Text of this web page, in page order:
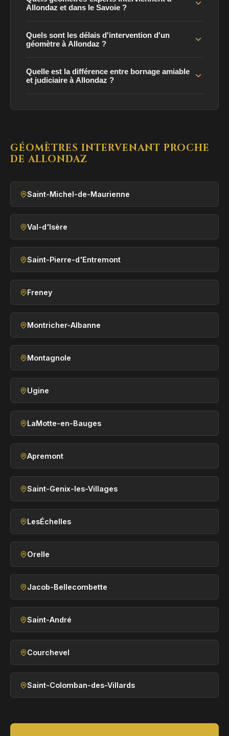
Allondaz et dans le Savoie ?
Quels sont les délais d'intervention d'un
géomètre à Allondaz ?
Quelle est la différence entre bornage amiable
et judiciaire à Allondaz ?
GÉOMÈTRES INTERVENANT PROCHE
DE ALLONDAZ
Saint-Michel-de-Maurienne
Val-d'Isère
Saint-Pierre-d'Entremont
Freney
Montricher-Albanne
Montagnole
Ugine
LaMotte-en-Bauges
Apremont
Saint-Genix-les-Villages
LesÉchelles
Orelle
Jacob-Bellecombette
Saint-André
Courchevel
Saint-Colomban-des-Villards